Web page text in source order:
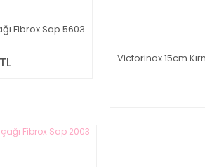
Fibrox Sap 5603
Victorinox 15cm